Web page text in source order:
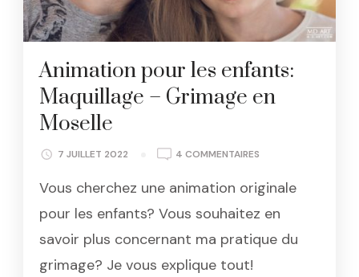
Animation pour les enfants:
Maquillage – Grimage en
Moselle
7 JUILLET 2022 4 COMMENTAIRES
POUR
ENFANTS:
MAQUILLAGE
Vous cherchez une animation originale
pour les enfants? Vous souhaitez en
savoir plus concernant ma pratique du
grimage? Je vous explique tout!